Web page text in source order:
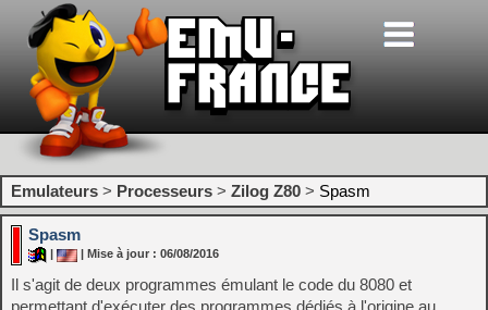
Emulateurs > Processeurs > Zilog Z80 > Spasm
Spasm
| Mise à jour : 06/08/2016
Il s'agit de deux programmes émulant le code du 8080 et
permettant d'exécuter des programmes dédiés à l'origine au